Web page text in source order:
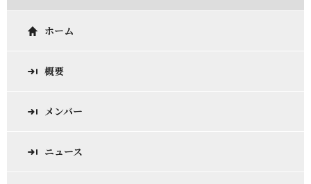
ホーム
概要
メンバー
ニュース